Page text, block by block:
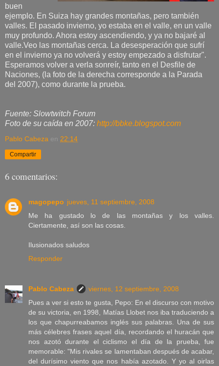
buen
ejemplo. En Suiza hay grandes montañas, pero también
valles. El pasado invierno, yo estaba en el valle, en un valle
muy profundo. Ahora estoy ascendiendo, y ya no bajaré al
valle.Veo las montañas cerca. La desesperación que sufrí
en el invierno ya no volverá y estoy empezado a disfrutar".
Esperamos volver a verla sonreír, tanto en el Desfile de
Naciones, (la foto de la derecha corresponde a la Parada
del 2007), como durante la prueba.
Fuente: Slowtwitch Forum
Foto de su caída en 2007: http://bbke.blogspot.com
Pablo Cabeza en 22:14
Compartir
6 comentarios:
magopepo jueves, 11 septiembre, 2008
Me ha gustado lo de las montañas y los valles.
Ciertamente, así son las cosas.
Ilusionados saludos
Responder
Pablo Cabeza
viernes, 12 septiembre, 2008
Pues a ver si esto te gusta, Pepo: En el discurso con motivo
de su victoria, en 1998, Matías Llobet nos iba traduciendo a
los que chapurreabamos inglés sus palabras. Una de sus
más célebres frases aquel día, recordando el huracán que
nos azotó durante el ciclismo el día de la prueba, fue
memorable: "Mis rivales se lamentaban después de acabar,
del durísimo viento que nos había azotado. Y yo al oirlas